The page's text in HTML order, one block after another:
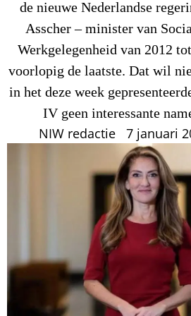
de nieuwe Nederlandse
Asscher – minister van
Werkgelegenheid van 2012
voorlopig de laatste. Dat wil
in het deze week
IV geen interessante
NIW redactie 7 januari